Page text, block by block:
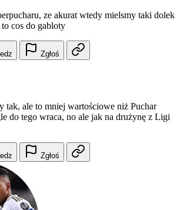
ze akurat wtedy mielsmy taki dolek
cos do gabloty
Zgłoś
tak, ale to mniej wartościowe niż Puchar
do tego wraca, no ale jak na drużynę z Ligi
Zgłoś